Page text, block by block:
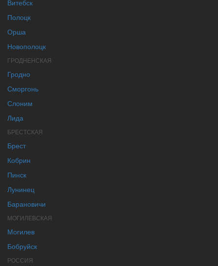
Витебск
Полоцк
Орша
Новополоцк
ГРОДНЕНСКАЯ
Гродно
Сморгонь
Слоним
Лида
БРЕСТСКАЯ
Брест
Кобрин
Пинск
Лунинец
Барановичи
МОГИЛЕВСКАЯ
Могилев
Бобруйск
РОССИЯ